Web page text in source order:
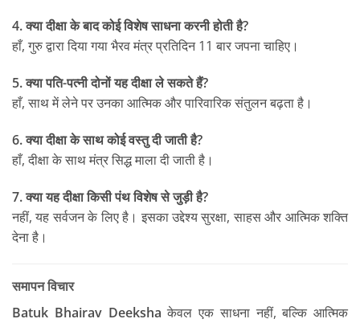
4. क्या दीक्षा के बाद कोई विशेष साधना करनी होती है?
हाँ, गुरु द्वारा दिया गया भैरव मंत्र प्रतिदिन 11 बार जपना चाहिए।
5. क्या पति-पत्नी दोनों यह दीक्षा ले सकते हैं?
हाँ, साथ में लेने पर उनका आत्मिक और पारिवारिक संतुलन बढ़ता है।
6. क्या दीक्षा के साथ कोई वस्तु दी जाती है?
हाँ, दीक्षा के साथ मंत्र सिद्ध माला दी जाती है।
7. क्या यह दीक्षा किसी पंथ विशेष से जुड़ी है?
नहीं, यह सर्वजन के लिए है। इसका उद्देश्य सुरक्षा, साहस और आत्मिक शक्ति
देना है।
समापन विचार
Batuk Bhairav Deeksha केवल एक साधना नहीं, बल्कि आत्मिक